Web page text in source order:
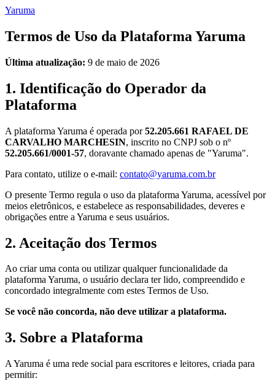
Yaruma
Termos de Uso da Plataforma Yaruma
Última atualização: 9 de maio de 2026
1. Identificação do Operador da
Plataforma
A plataforma Yaruma é operada por52.205.661 RAFAEL DE
CARVALHO MARCHESIN, inscrito no CNPJ sob o nº
52.205.661/0001-57, doravante chamado apenas de "Yaruma".
Para contato, utilize o e-mail: contato@yaruma.com.br
O presente Termo regula o uso da plataforma Yaruma, acessível por
meios eletrônicos, e estabelece as responsabilidades, deveres e
obrigações entre a Yaruma e seus usuários.
2. Aceitação dos Termos
Ao criar uma conta ou utilizar qualquer funcionalidade da
plataforma Yaruma, o usuário declara ter lido, compreendido e
concordado integralmente com estes Termos de Uso.
Se você não concorda, não deve utilizar a plataforma.
3. Sobre a Plataforma
A Yaruma é uma rede social para escritores e leitores, criada para
permitir: